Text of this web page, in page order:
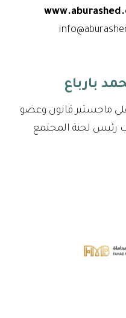
ماجستير قانون وعضو
رئيس لجنة المجتمع